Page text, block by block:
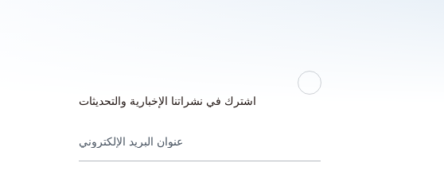
اشترك في نشراتنا الإخبارية والتحديثات